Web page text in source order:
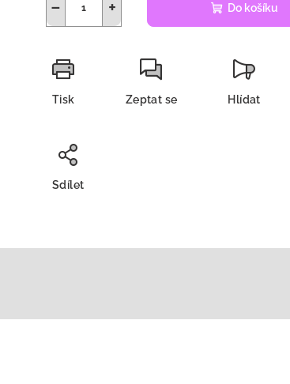
+
− Do košíku
Tisk Zeptat se Hlídat
Sdílet